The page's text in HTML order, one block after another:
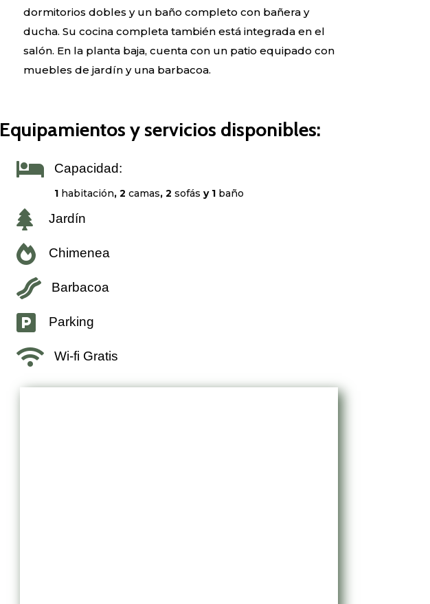
dormitorios dobles y un baño completo con bañera y
ducha. Su cocina completa también está integrada en el
salón. En la planta baja, cuenta con un patio equipado con
muebles de jardín y una barbacoa.
Equipamientos y servicios disponibles:
 Capacidad:
1 habitación, 2 camas, 2 sofás y 1 baño
 Jardín
 Chimenea
 Barbacoa
 Parking
 Wi-fi Gratis